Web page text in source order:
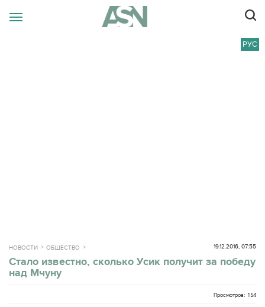
РУС
НОВОСТИ ОБЩЕСТВО 19.12.2016, 07:55
Стало известно, сколько Усик получит за победу
над Мчуну
Просмотров: 154